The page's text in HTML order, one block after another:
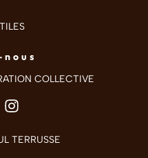
COLLECTIVE
TERRUSSE